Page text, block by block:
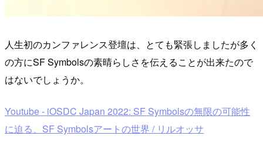
人生初のカンファレンス登壇は、とても緊張しましたが多く
の方にSF Symbolsの素晴らしさを伝えることが出来たので
はないでしょうか。
Youtube - iOSDC Japan 2022: SF Symbolsの無限の可能性
に迫る、SF Symbolsアートの世界 / リルオッサ